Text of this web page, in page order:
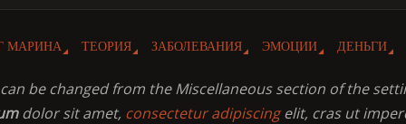
МАРИНА ТЕОРИЯ ЗАБОЛЕВАНИЯ ЭМОЦИИ ДЕНЬГИ
be changed from the Miscellaneous section of the
dolor sit amet, consectetur adipiscingelit, cras ut